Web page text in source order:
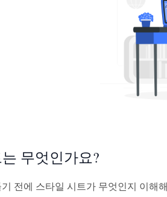
무엇인가요?
기 전에 스타일 시트가 무엇인지 이